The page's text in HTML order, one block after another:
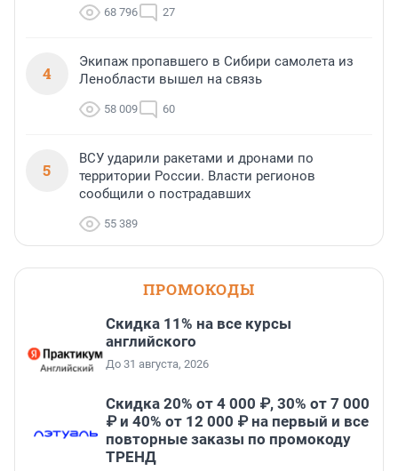
68 796 27
4
Экипаж пропавшего в Сибири самолета из
Ленобласти вышел на связь
58 009 60
5
ВСУ ударили ракетами и дронами по
территории России. Власти регионов
сообщили о пострадавших
55 389
ПРОМОКОДЫ
Скидка 11% на все курсы
английского
До 31 августа, 2026
Скидка 20% от 4 000 ₽, 30% от 7 000
₽ и 40% от 12 000 ₽ на первый и все
повторные заказы по промокоду
ТРЕНД